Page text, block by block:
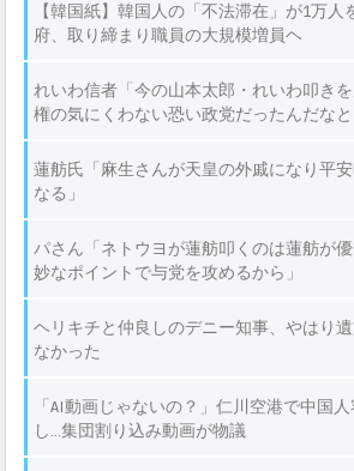
【韓国紙】韓国人の「不法滞在」が1万
府、取り締まり職員の大規模増員ヘ
れいわ信者「今の山本太郎・れいわ叩き
権の気にくわない恐い政党だったんだなと
蓮舫氏「麻生さんが天皇の外戚になり平
なる」
パさん「ネトウヨが蓮舫叩くのは蓮舫が
妙なポイントで与党を攻めるから」
ヘリキチと仲良しのデニー知事、やはり
なかった
「AI動画じゃないの？」仁川空港で中国
し…集団割り込み動画が物議